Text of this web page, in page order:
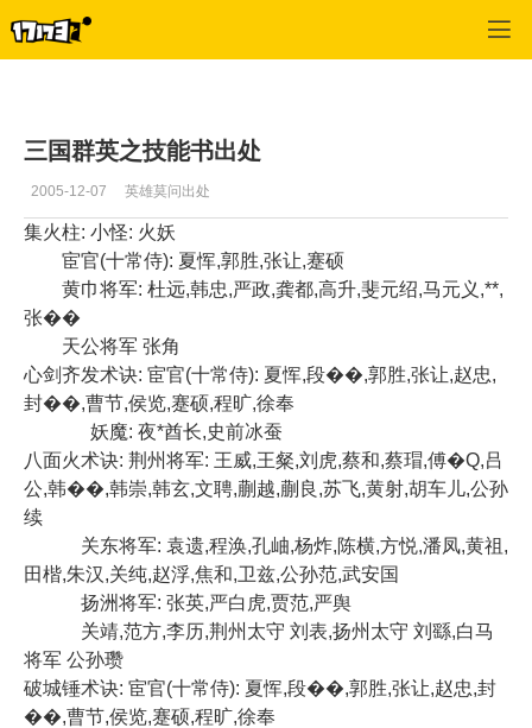
三国群英之技能书出处
2005-12-07 英雄莫问出处
集火柱: 小怪: 火妖
宦官(十常侍): 夏恽,郭胜,张让,蹇硕
黄巾将军: 杜远,韩忠,严政,龚都,高升,斐元绍,马元义,**,
张��
天公将军 张角
心剑齐发术诀: 宦官(十常侍): 夏恽,段��,郭胜,张让,赵忠,
封��,曹节,侯览,蹇硕,程旷,徐奉
妖魔: 夜*酋长,史前冰蚕
八面火术诀: 荆州将军: 王威,王粲,刘虎,蔡和,蔡瑁,傅�Q,吕
公,韩��,韩崇,韩玄,文聘,蒯越,蒯良,苏飞,黄射,胡车儿,公孙
续
关东将军: 袁遗,程涣,孔岫,杨炸,陈横,方悦,潘凤,黄祖,
田楷,朱汉,关纯,赵浮,焦和,卫兹,公孙范,武安国
扬洲将军: 张英,严白虎,贾范,严舆
关靖,范方,李历,荆州太守 刘表,扬州太守 刘繇,白马
将军 公孙瓒
破城锤术诀: 宦官(十常侍): 夏恽,段��,郭胜,张让,赵忠,封
��,曹节,侯览,蹇硕,程旷,徐奉